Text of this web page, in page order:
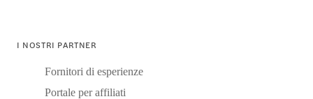
I NOSTRI PARTNER
Fornitori di esperienze
Portale per affiliati